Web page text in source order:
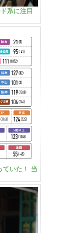
系に注目
ていた！ 当